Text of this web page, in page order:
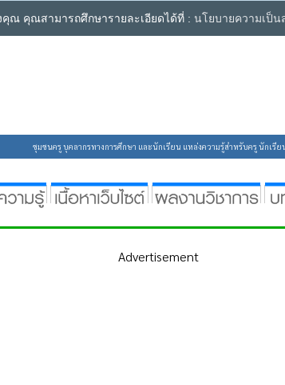
ณ คุณสามารถศึกษารายละเอียดได้ที่ : นโยบายความเป็น
ชุมชนครู บุคลากรทางการศึกษา และนักเรียน แหล่งความรู้สำหรับครู นักเรี
Advertisement